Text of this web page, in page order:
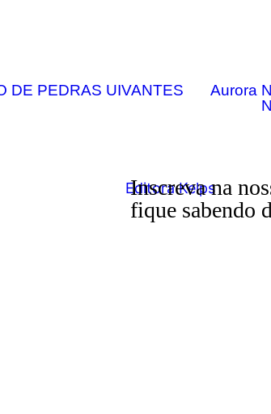
DE PEDRAS UIVANTES
Aurora
Inscreva na
fique sabendo